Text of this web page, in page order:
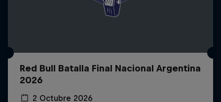
Red Bull Batalla Final Nacional Argentina
2026
2 Octubre 2026